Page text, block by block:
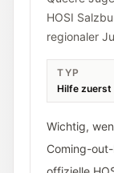
HOSI
regionaler
TYP
Hilfe zuerst
Wichtig,
Coming-